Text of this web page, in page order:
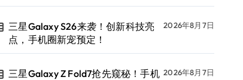
三星Galaxy S26来袭！创新科技亮
点，手机圈新宠预定！
2026年8月7日
三星Galaxy Z Fold7抢先窥秘！手机 2026年8月7日